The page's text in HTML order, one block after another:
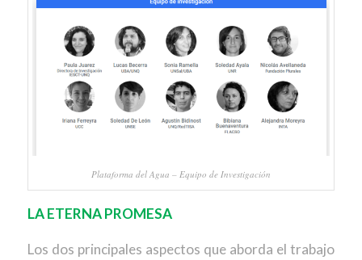
Plataforma del Agua – Equipo de Investigación
LA ETERNA PROMESA
Los dos principales aspectos que aborda el trabajo